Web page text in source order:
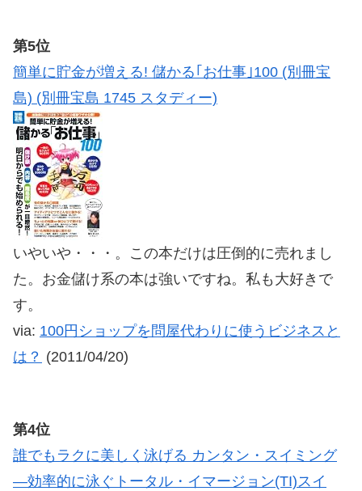
第5位
簡単に貯金が増える! 儲かる｢お仕事｣100 (別冊宝
島) (別冊宝島 1745 スタディー)
いやいや・・・。この本だけは圧倒的に売れまし
た。お金儲け系の本は強いですね。私も大好きで
す。
via: 100円ショップを問屋代わりに使うビジネスと
は？ (2011/04/20)
第4位
誰でもラクに美しく泳げる カンタン・スイミング
―効率的に泳ぐトータル・イマージョン(TI)スイ